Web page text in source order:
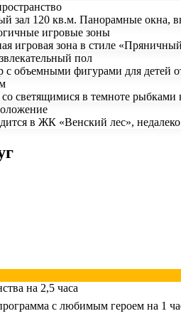
зал 120 кв.м. Панорамные окна,
игровые зоны
игровая зона в стиле
пол
объемными фигурами для детей
светящимися в темноте
в ЖК «Венский лес»,
на 2,5 часа
с любимым героем на 1